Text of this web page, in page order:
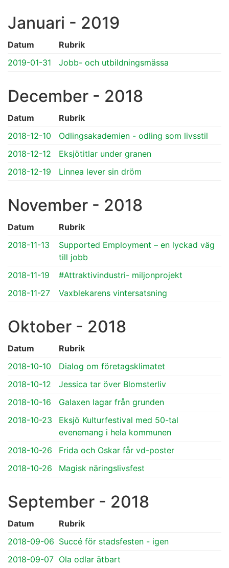
Januari - 2019
Datum
Rubrik
2019-01-31
Jobb- och utbildningsmässa
December - 2018
Datum
Rubrik
2018-12-10
Odlingsakademien - odling som livsstil
2018-12-12
Eksjötitlar under granen
2018-12-19
Linnea lever sin dröm
November - 2018
Datum
Rubrik
2018-11-13
Supported Employment – en lyckad väg
till jobb
2018-11-19
#Attraktivindustri- miljonprojekt
2018-11-27
Vaxblekarens vintersatsning
Oktober - 2018
Datum
Rubrik
2018-10-10
Dialog om företagsklimatet
2018-10-12
Jessica tar över Blomsterliv
2018-10-16
Galaxen lagar från grunden
2018-10-23
Eksjö Kulturfestival med 50-tal
evenemang i hela kommunen
2018-10-26
Frida och Oskar får vd-poster
2018-10-26
Magisk näringslivsfest
September - 2018
Datum
Rubrik
2018-09-06 Succé för stadsfesten - igen
2018-09-07 Ola odlar ätbart